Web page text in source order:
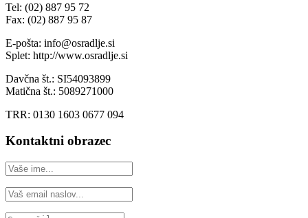
Tel: (02) 887 95 72
Fax: (02) 887 95 87
E-pošta: info@osradlje.si
Splet: http://www.osradlje.si
Davčna št.: SI54093899
Matična št.: 5089271000
TRR: 0130 1603 0677 094
Kontaktni obrazec